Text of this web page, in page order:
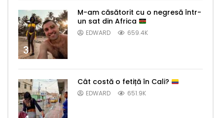
3
M-am căsătorit cu o negresă într-
un sat din Africa
EDWARD 659.4K
Cât costă o fetiță în Cali?
EDWARD 651.9K